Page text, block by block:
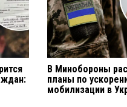
В Минобороны
планы по
мобилизации в